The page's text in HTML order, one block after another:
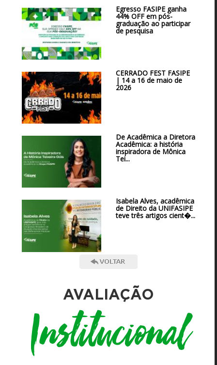
Egresso FASIPE ganha
44% OFF em pós-
graduação ao participar
de pesquisa
CERRADO FEST FASIPE
| 14 a 16 de maio de
2026
De Acadêmica a Diretora
Acadêmica: a história
inspiradora de Mônica
Tei...
Isabela Alves, acadêmica
de Direito da UNIFASIPE
teve três artigos cient�...
AVALIAÇÃO
Institucional